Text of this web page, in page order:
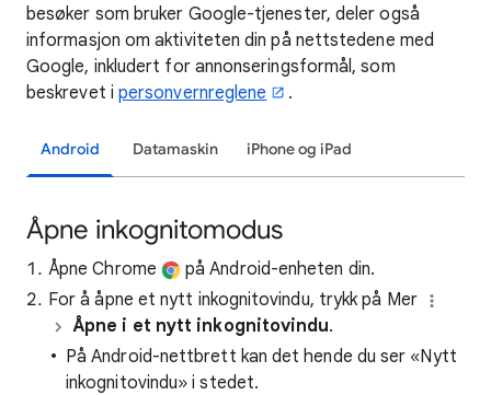
besøker som bruker Google-tjenester, deler også
informasjon om aktiviteten din på nettstedene med
Google, inkludert for annonseringsformål, som
beskrevet i personvernreglene .
Android Datamaskin iPhone og iPad
Åpne inkognitomodus
Åpne Chrome
på Android-enheten din.
For å åpne et nytt inkognitovindu, trykk på Mer
Åpne i et nytt inkognitovindu.
På Android-nettbrett kan det hende du ser «Nytt
inkognitovindu» i stedet.